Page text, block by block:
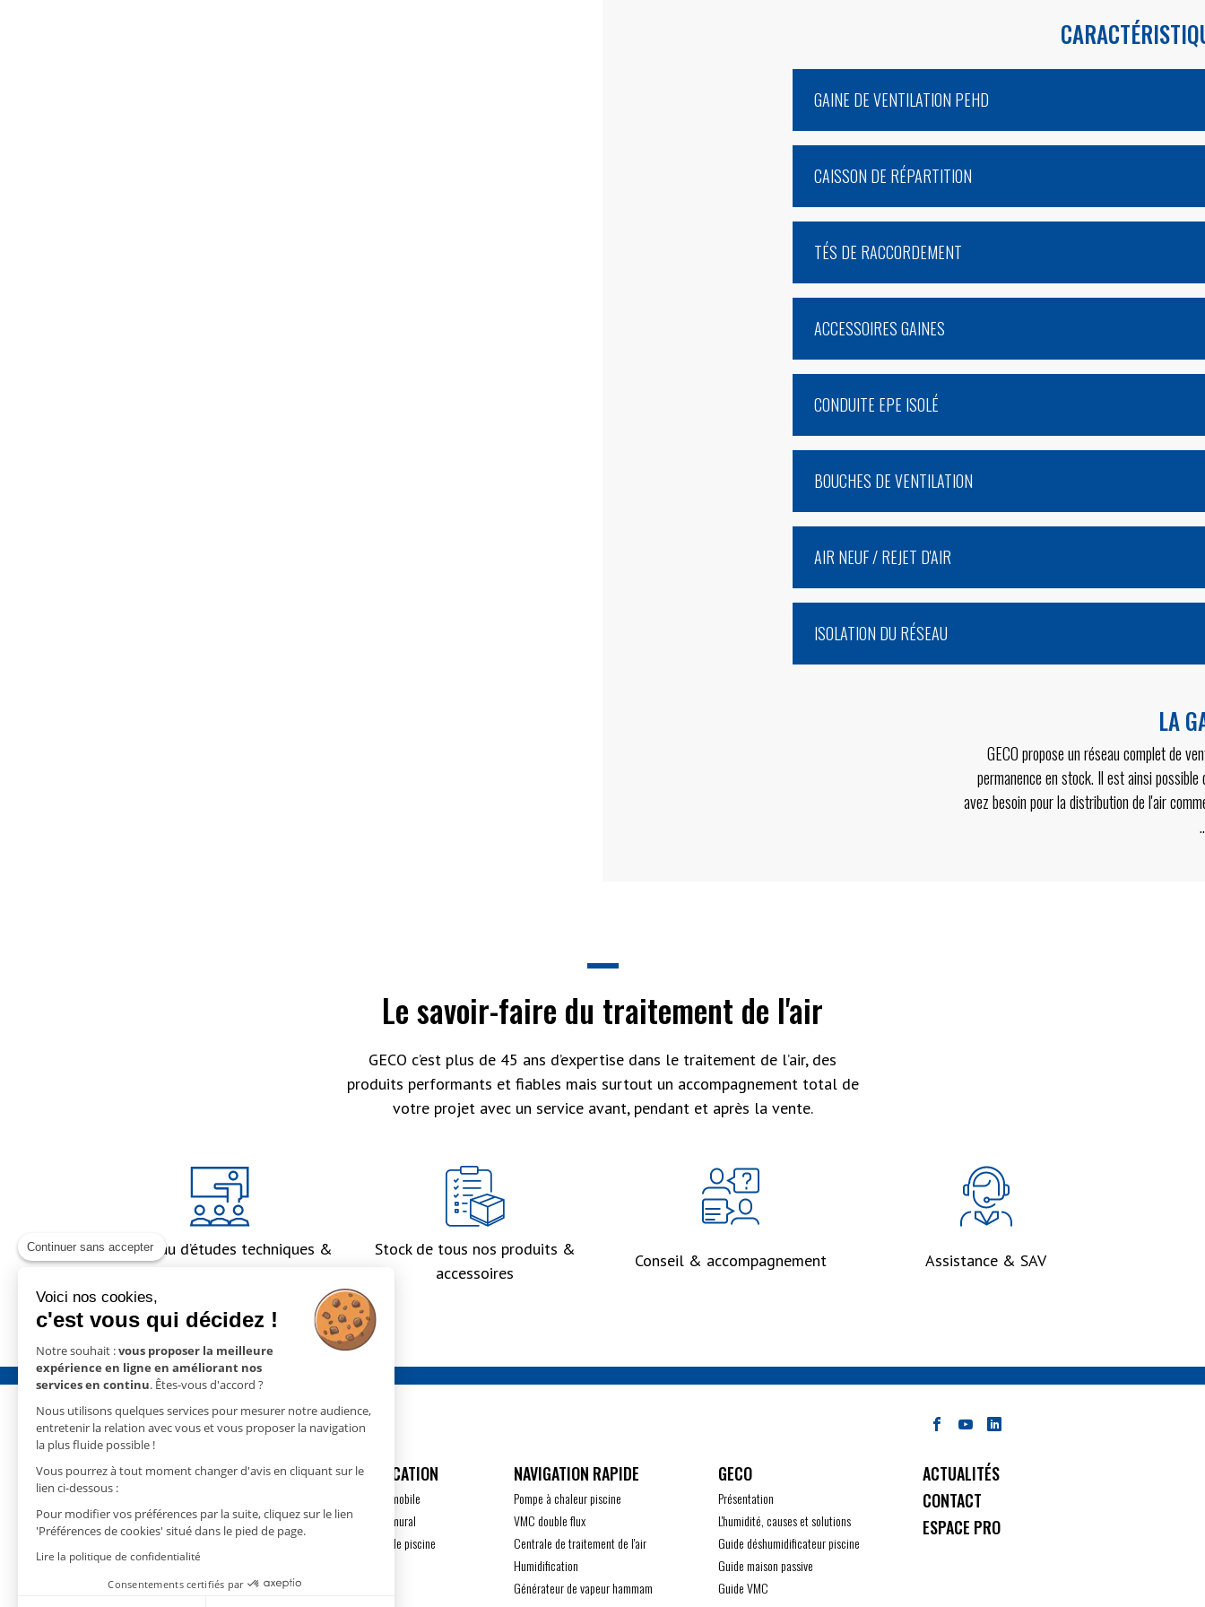
Continuer sans accepter
Voici nos cookies,
c'est vous qui décidez !
Notre souhait :vous proposer la meilleure
expérience en ligne en améliorant nos
services en continu. Êtes-vous d'accord ?
Nous utilisons quelques services pour mesurer notre audience,
entretenir la relation avec vous et vous proposer la navigation
la plus fluide possible !
Vous pourrez à tout moment changer d'avis en cliquant sur le
lien ci-dessous :
Pour modifier vos préférences par la suite, cliquez sur le lien
'Préférences de cookies' situé dans le pied de page.
Lire la politique de confidentialité
Consentements certifiés par
GAINE DE VENTILATION PEHD
CAISSON DE RÉPARTITION
TÉS DE RACCORDEMENT
ACCESSOIRES GAINES
CONDUITE EPE ISOLÉ
BOUCHES DE VENTILATION
AIR NEUF / REJET D'AIR
ISOLATION DU RÉSEAU
LA
GECO propose un réseau complet de
permanence en stock. Il est ainsi
avez besoin pour la distribution de l'air
Le savoir-faire du traitement de l'air
GECO c’est plus de 45 ans d’expertise dans le traitement de l’air, des
produits performants et fiables mais surtout un accompagnement total de
votre projet avec un service avant, pendant et après la vente.
Un bureau d’études techniques &
Stock de tous nos produits &
accessoires
Conseil & accompagnement Assistance & SAV
GECO- 15 rue Nicolas Cugnot
67410 DRUSENHEIM
T.+33(0)3 88 18 11 18
contact@geco.fr
DÉSHUMIDIFICATION
Déshumidification mobile
Déshumidification mural
Déshumidification de piscine
Pompe à chaleur piscine
VMC double flux
Centrale de traitement de l'air
Humidification
Générateur de vapeur hammam
GECO
Présentation
L'humidité, causes et solutions
Guide déshumidificateur piscine
Guide maison passive
Guide VMC
ACTUALITÉS
CONTACT
ESPACE PRO